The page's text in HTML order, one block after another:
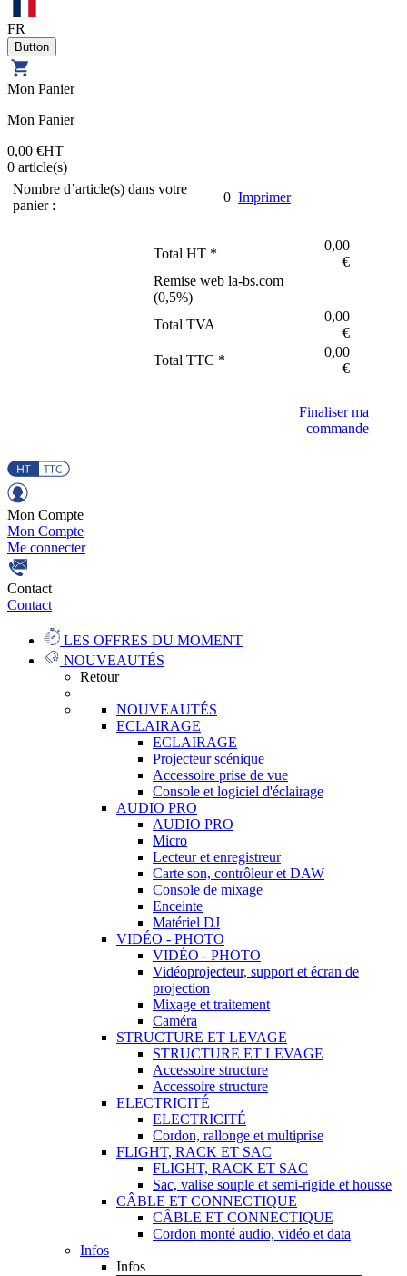
FR
Mon Panier
Mon Panier
0,00 €HT
0 article(s)
Nombre d’article(s) dans votre
panier :
0 Imprimer
Total HT *
0,00
€
Remise web la-bs.com
(0,5%)
Total TVA
0,00
€
Total TTC *
0,00
€
Finaliser ma
commande
Mon Compte
Mon Compte
Me connecter
Contact
Contact
LES OFFRES DU MOMENT
NOUVEAUTÉS
Retour
NOUVEAUTÉS
ECLAIRAGE
ECLAIRAGE
Projecteur scénique
Accessoire prise de vue
Console et logiciel d'éclairage
AUDIO PRO
AUDIO PRO
Micro
Lecteur et enregistreur
Carte son, contrôleur et DAW
Console de mixage
Enceinte
Matériel DJ
VIDÉO - PHOTO
VIDÉO - PHOTO
Vidéoprojecteur, support et écran de
projection
Mixage et traitement
Caméra
STRUCTURE ET LEVAGE
STRUCTURE ET LEVAGE
Accessoire structure
Accessoire structure
ELECTRICITÉ
ELECTRICITÉ
Cordon, rallonge et multiprise
FLIGHT, RACK ET SAC
FLIGHT, RACK ET SAC
Sac, valise souple et semi-rigide et housse
CÂBLE ET CONNECTIQUE
CÂBLE ET CONNECTIQUE
Cordon monté audio, vidéo et data
Infos
Infos